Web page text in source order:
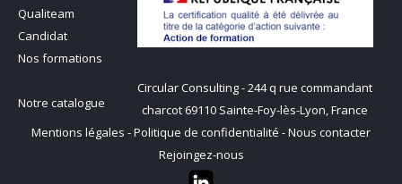
Qualiteam
Candidat
Nos formations
Notre catalogue
Circular Consulting - 244 q rue commandant
charcot 69110 Sainte-Foy-lès-Lyon, France
Mentions légales -Politique de confidentialité -Nous contacter
Rejoingez-nous